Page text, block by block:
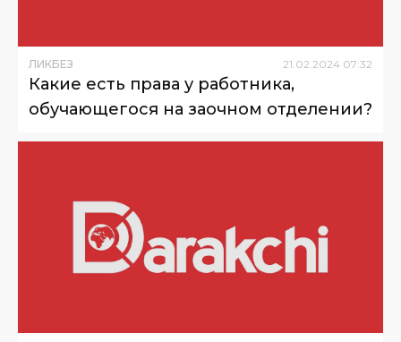
ЛИКБЕЗ 21 02 2024 07:32
Какие есть права у работника,
обучающегося на заочном отделении?